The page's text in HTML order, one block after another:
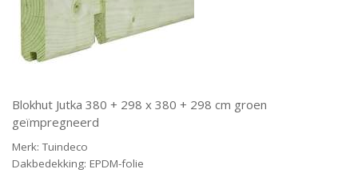
Blokhut Jutka 380 + 298 x 380 + 298 cm groen
geïmpregneerd
Merk: Tuindeco
Dakbedekking: EPDM-folie